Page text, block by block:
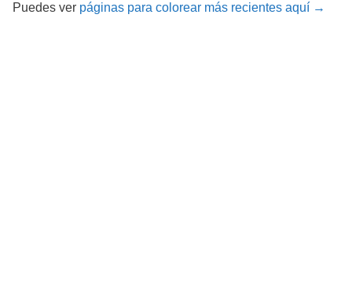
Puedes ver páginas para colorear más recientes aquí →